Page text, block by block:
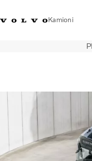
Kamioni
Transportna rješenja
Lokator distributera
Vijesti